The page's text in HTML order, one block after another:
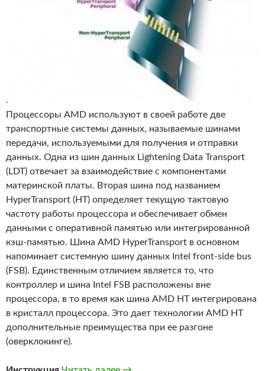
Процессоры AMD используют в своей работе две
транспортные системы данных, называемые шинами
передачи, используемыми для получения и отправки
данных. Одна из шин данных Lightening Data Transport
(LDT) отвечает за взаимодействие с компонентами
материнской платы. Вторая шина под названием
HyperTransport (HT) определяет текущую тактовую
частоту работы процессора и обеспечивает обмен
данными с оперативной памятью или интегрированной
кэш-памятью. Шина AMD HyperTransport в основном
напоминает системную шину данных Intel front-side bus
(FSB). Единственным отличием является то, что
контроллер и шина Intel FSB расположены вне
процессора, в то время как шина AMD HT интегрирована
в кристалл процессора. Это дает технологии AMD HT
дополнительные преимущества при ее разгоне
(оверклокинге).
Как разогнать шину данных